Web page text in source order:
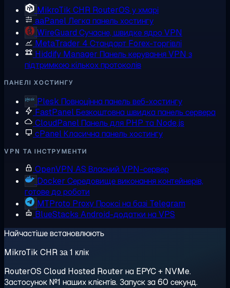
MikroTik CHR RouterOS у хмарі
aaPanelЛегка панель хостингу
WireGuard Сучасне, швидке ядро VPN
MetaTrader 4 Стандарт Forex-торгівлі
Hiddify Manager Панель керування VPN з
підтримкою кількох протоколів
ПАНЕЛІ ХОСТИНГУ
Plesk Повноцінна панель веб-хостингу
FastPanelБезкоштовна швидка панель сервера
CloudPanel Панель для PHP та Node.js
cPanelКласична панель хостингу
VPN ТА ІНСТРУМЕНТИ
OpenVPN AS Власний VPN-сервер
Docker Середовище виконання контейнерів,
готове до роботи
MTProto Proxy Проксі на базі Telegram
BlueStacks Android-додатки на VPS
Найчастіше встановлюють
MikroTik CHR за 1 клік
RouterOS Cloud Hosted Router на EPYC + NVMe.
Застосунок №1 наших клієнтів. Запуск за 60 секунд.